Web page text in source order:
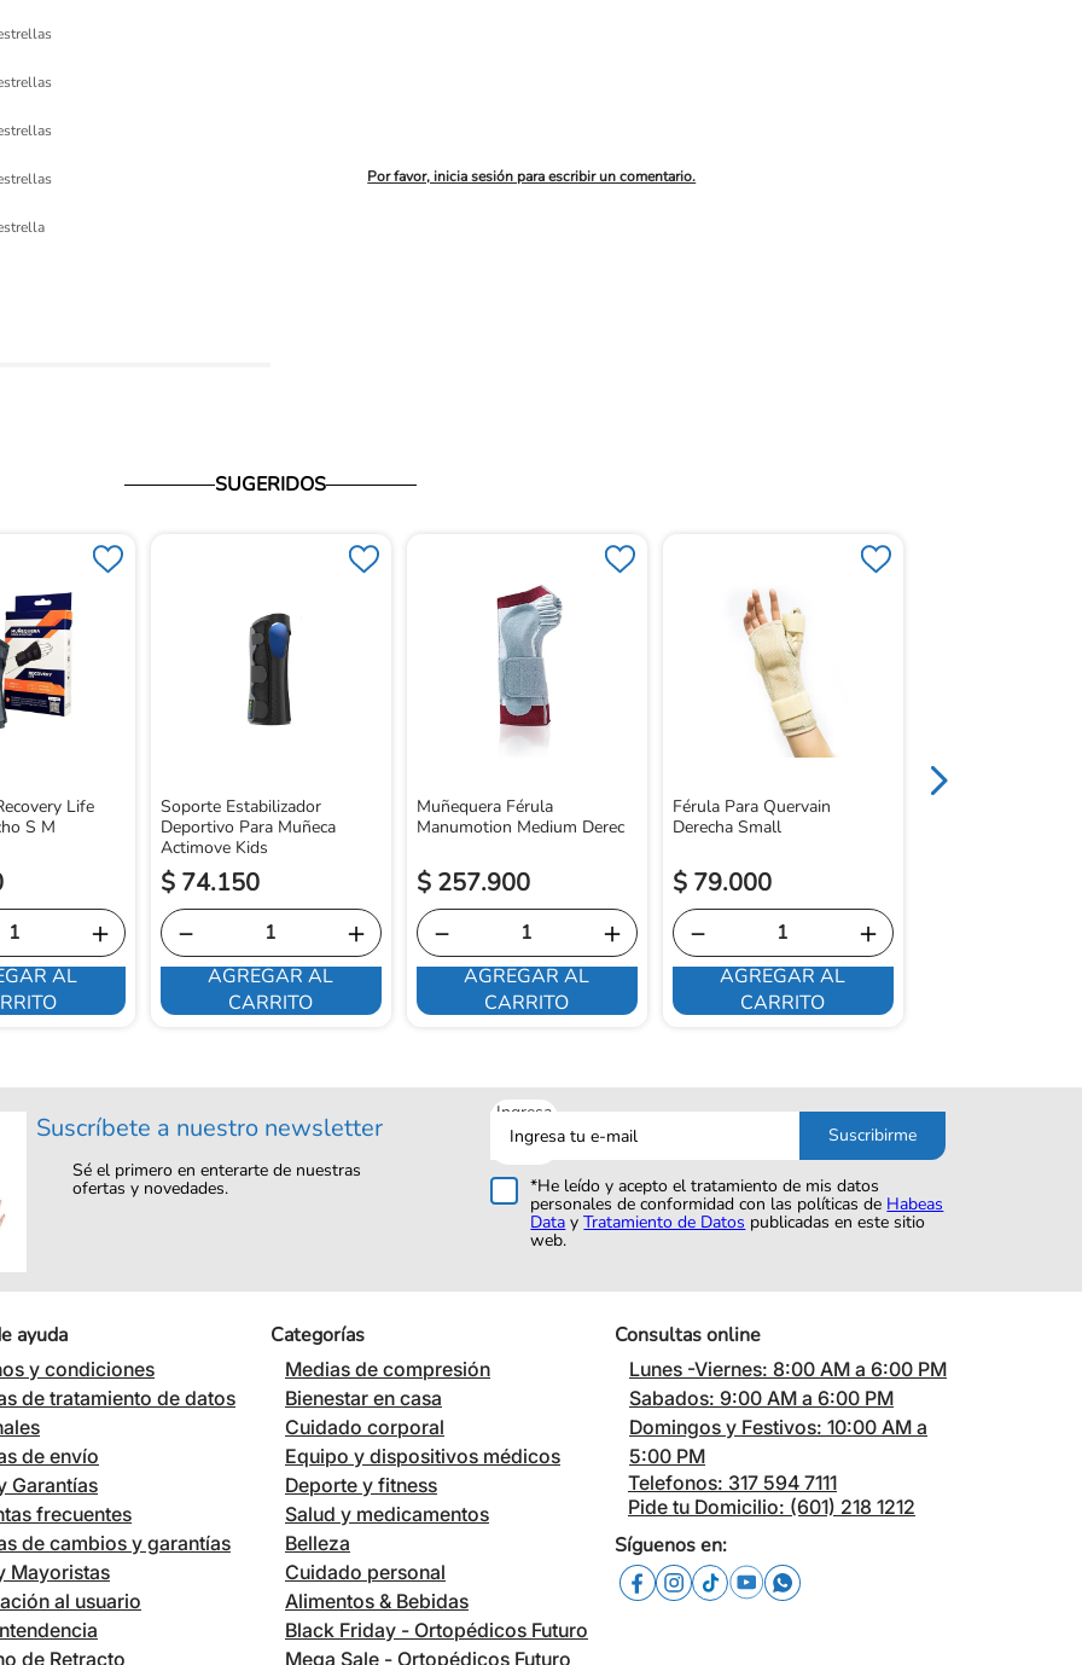
Por favor, inicia sesión para escribir un comentario.
SUGERIDOS
Life
S M
＋
AL
Soporte Estabilizador
Deportivo Para Muñeca
Actimove Kids
$ 74.150
＋
－
AGREGAR AL
CARRITO
Muñequera Férula
Manumotion Medium Derec
$ 257.900
＋
－
AGREGAR AL
CARRITO
Férula Para Quervain
Derecha Small
$ 79.000
＋
－
AGREGAR AL
CARRITO
Suscríbete a nuestro newsletter
Sé el primero en enterarte de nuestras
ofertas y novedades.
Ingresa
tu
correo
Suscribirme
*He leído y acepto el tratamiento de mis datos
personales de conformidad con las políticas de Habeas
Data yTratamiento de Datos publicadas en este sitio
web.
ayuda
y condiciones
de tratamiento de datos
de envío
Garantías
frecuentes
de cambios y garantías
Mayoristas
al usuario
de Retracto
Categorías
Medias de compresión
Bienestar en casa
Cuidado corporal
Equipo y dispositivos médicos
Deporte y fitness
Salud y medicamentos
Belleza
Cuidado personal
Alimentos & Bebidas
Black Friday - Ortopédicos Futuro
Mega Sale - Ortopédicos Futuro
Consultas online
Lunes -Viernes: 8:00 AM a 6:00 PM
Sabados: 9:00 AM a 6:00 PM
Domingos y Festivos: 10:00 AM a
5:00 PM
Telefonos: 317 594 7111
Pide tu Domicilio: (601) 218 1212
Síguenos en: